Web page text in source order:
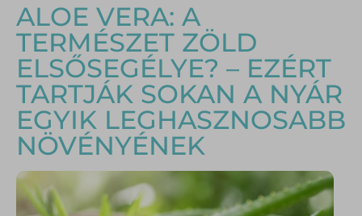
ALOE VERA: A
TERMÉSZET ZÖLD
ELSŐSEGÉLYE? – EZÉRT
TARTJÁK SOKAN A NYÁR
EGYIK LEGHASZNOSABB
NÖVÉNYÉNEK